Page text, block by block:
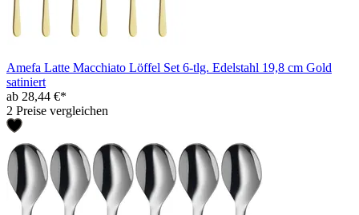
Amefa Latte Macchiato Löffel Set 6-tlg. Edelstahl 19,8 cm Gold
satiniert
ab 28,44 €*
2 Preise vergleichen